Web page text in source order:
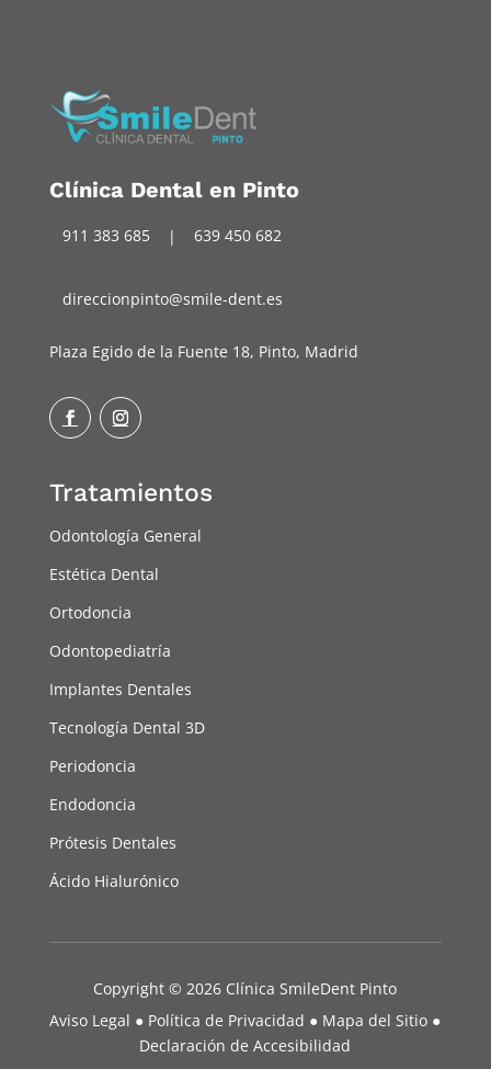
Clínica Dental en Pinto
911 383 685 | 639 450 682
direccionpinto@smile-dent.es
Plaza Egido de la Fuente 18, Pinto, Madrid
FacebookInstagram
Tratamientos
Odontología General
Estética Dental
Ortodoncia
Odontopediatría
Implantes Dentales
Tecnología Dental 3D
Periodoncia
Endodoncia
Prótesis Dentales
Ácido Hialurónico
Copyright © 2026 Clínica SmileDent Pinto
Aviso Legal ● Política de Privacidad ● Mapa del Sitio ●
Declaración de Accesibilidad